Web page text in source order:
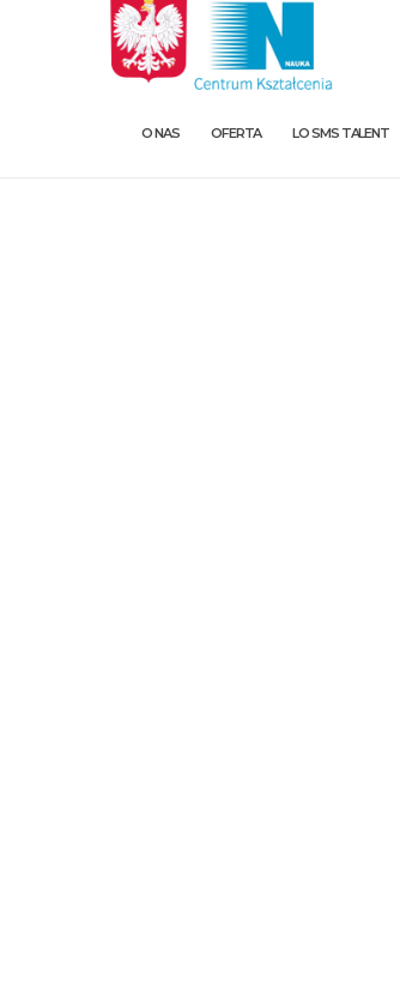
O NAS OFERTA LO SMS TALENT